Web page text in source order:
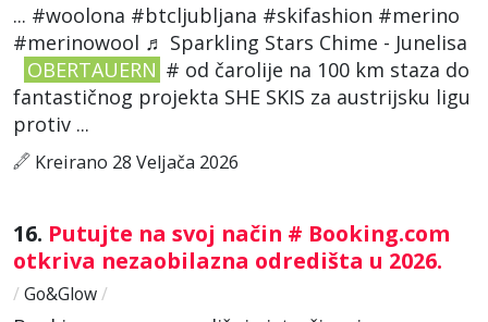
... #woolona #btcljubljana #skifashion #merino
#merinowool ♬ Sparkling Stars Chime - Junelisa
OBERTAUERN # od čarolije na 100 km staza do
fantastičnog projekta SHE SKIS za austrijsku ligu
protiv ...
Kreirano 28 Veljača 2026
16. Putujte na svoj način # Booking.com
otkriva nezaobilazna odredišta u 2026.
/ Go&Glow/